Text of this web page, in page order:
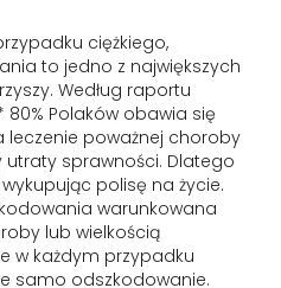
ciężkiego,
to jedno z największych
Według raportu
80% Polaków obawia się
leczenie poważnej choroby
sprawności. Dlatego
polisę na życie.
warunkowana
lub wielkością
w każdym przypadku
samo odszkodowanie.